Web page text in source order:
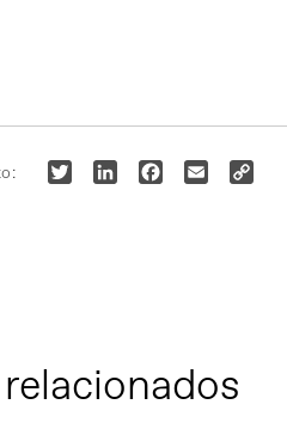
TwitterLinkedInFacebook
EmailCopy